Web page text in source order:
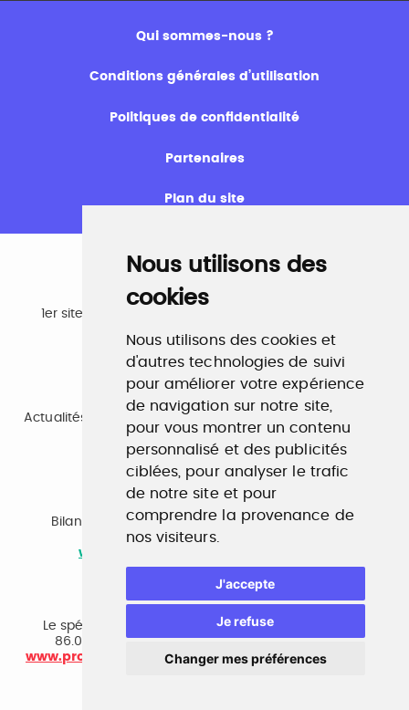
Nous utilisons des
cookies
Nous utilisons des cookies et
d'autres technologies de suivi
pour améliorer votre expérience
de navigation sur notre site,
pour vous montrer un contenu
personnalisé et des publicités
ciblées, pour analyser le trafic
de notre site et pour
comprendre la provenance de
nos visiteurs.
J'accepte
Je refuse
Changer mes préférences
Qui sommes-nous ?
Conditions générales d’utilisation
Politiques de confidentialité
Partenaires
Plan du site
Emploi
1er site emploi du secteur culturel 784.000 visites et
www.profilculture.com
Formation
Actualités, guide et annuaire des formations aux métiers
de la culture.
www.profilculture-formation.com
Accompagnement professionnel
Bilan de compétences, coaching, techniques de
recherche d'emploi, entretien conseil.
www.profilculture-competences.com
Le spécialiste du secteur culturel, une cvthèque de
86.000 CV et réseau unique de professionnels.
www.profilculture-conseil.com/cabinet-recrutement